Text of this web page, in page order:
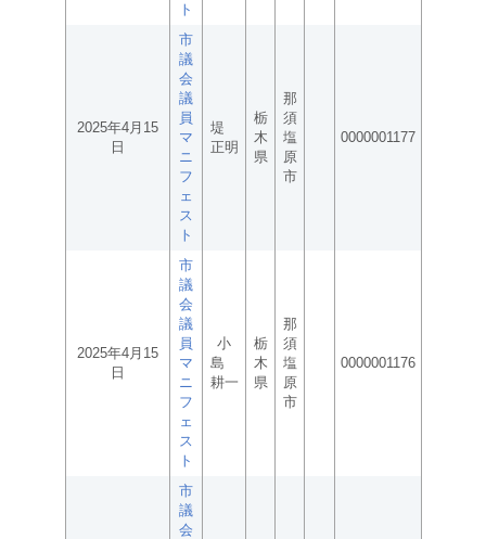
ト
2025年4月15
日
市
議
会
議
員
マ
ニ
フ
ェ
ス
ト
堤
正明
栃
木
県
那
須
塩
原
市
0000001177
2025年4月15
日
市
議
会
議
員
マ
ニ
フ
ェ
ス
ト
小
島
耕一
栃
木
県
那
須
塩
原
市
0000001176
市
議
会